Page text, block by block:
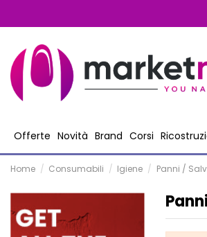
Offerte Novità Brand Corsi
Home Consumabili Igiene Panni /